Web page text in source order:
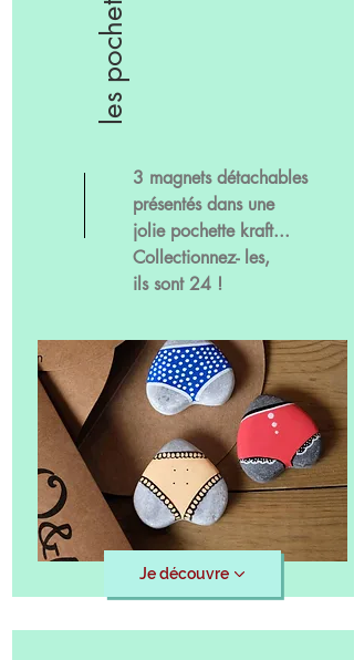
3 magnets détachables
présentés dans une
jolie pochette kraft...
Collectionnez- les,
ils sont 24 !
Je découvre